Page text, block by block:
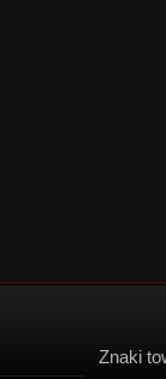
Znaki